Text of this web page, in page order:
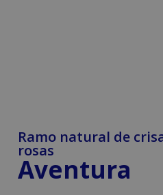
Ramo natural de
rosas
Aventura